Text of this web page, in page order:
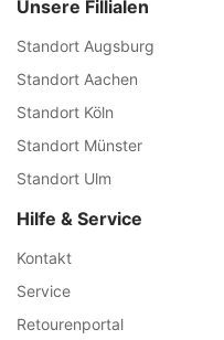
Unsere Fillialen
Standort Augsburg
Standort Aachen
Standort Köln
Standort Münster
Standort Ulm
Hilfe & Service
Kontakt
Service
Retourenportal